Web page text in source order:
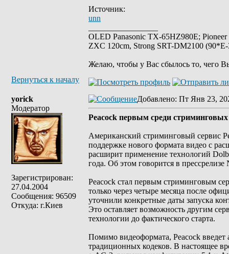
Источник:
unn
OLED Panasonic TX-65HZ980E;
ZXC 120cm, Strong SRT-DM2100
Желаю, чтобы у Вас сбылось то, чего
Вернуться к началу
yorick
Модератор
Зарегистрирован:
27.04.2004
Сообщения: 96509
Откуда: г.Киев
Добавлено: Пт Янв 23,
Peacock первым среди
Американский стриминговый сервис
поддержке нового формата видео с
расширит применение технологий
года. Об этом говорится в
Peacock стал первым стриминговым
только через четыре месяца после
уточнили конкретные даты запуска
Это оставляет возможность другим
технологии до фактического старта.
Помимо видеоформата, Peacock
традиционных кодеков. В настоящее